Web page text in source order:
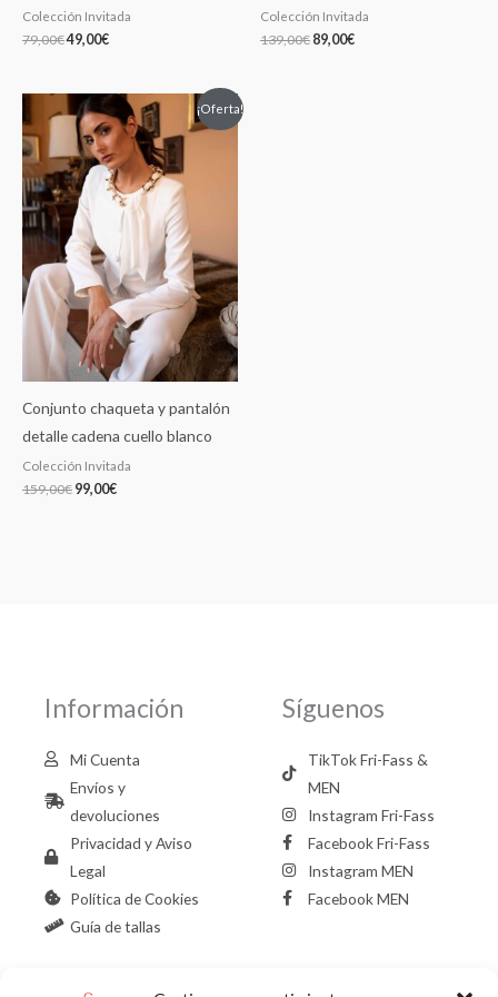
Colección Invitada
79,00€49,00€
Colección Invitada
139,00€ 89,00€
¡Oferta!
Conjunto chaqueta y pantalón
detalle cadena cuello blanco
Colección Invitada
159,00€
El
precio
original
era:
159,00€.
99,00€
El
precio
actual
es:
99,00€.
Información
Mi Cuenta
Envíos y
devoluciones
Privacidad y Aviso
Legal
Política de Cookies
Guía de tallas
Síguenos
TikTok Fri-Fass &
MEN
Instagram Fri-Fass
Facebook Fri-Fass
Instagram MEN
Facebook MEN